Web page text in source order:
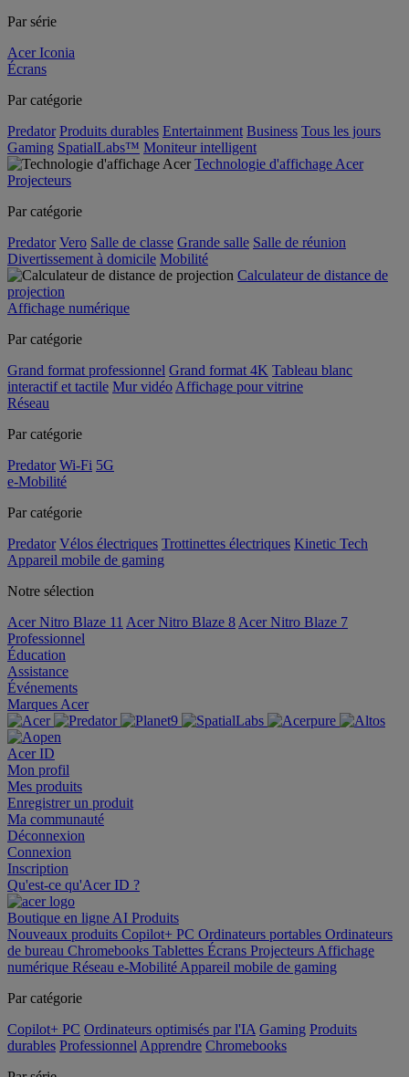
Par série
Acer Iconia
Écrans
Par catégorie
Predator Produits durables Entertainment Business Tous les jours
Gaming SpatialLabs™ Moniteur intelligent
Technologie d'affichage Acer
Projecteurs
Par catégorie
Predator Vero Salle de classe Grande salle Salle de réunion
Divertissement à domicile Mobilité
Calculateur de distance de
projection
Affichage numérique
Par catégorie
Grand format professionnel Grand format 4K Tableau blanc
interactif et tactile Mur vidéo Affichage pour vitrine
Réseau
Par catégorie
Predator Wi-Fi 5G
e-Mobilité
Par catégorie
Predator Vélos électriques Trottinettes électriques Kinetic Tech
Appareil mobile de gaming
Notre sélection
Acer Nitro Blaze 11 Acer Nitro Blaze 8 Acer Nitro Blaze 7
Professionnel
Éducation
Assistance
Événements
Marques Acer
Acer ID
Mon profil
Mes produits
Enregistrer un produit
Ma communauté
Déconnexion
Connexion
Inscription
Qu'est-ce qu'Acer ID ?
Boutique en ligne AI Produits
Nouveaux produits Copilot+ PC Ordinateurs portables Ordinateurs
de bureau Chromebooks Tablettes Écrans Projecteurs Affichage
numérique Réseau e-Mobilité Appareil mobile de gaming
Par catégorie
Copilot+ PC Ordinateurs optimisés par l'IA Gaming Produits
durables Professionnel Apprendre Chromebooks